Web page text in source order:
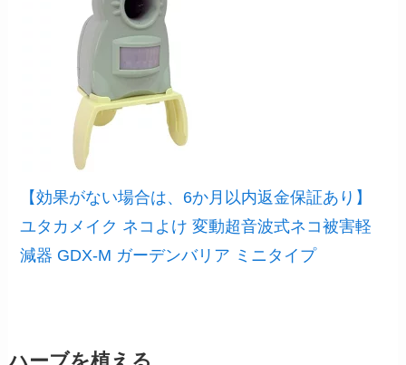
【効果がない場合は、6か月以内返金保証あり】
ユタカメイク ネコよけ 変動超音波式ネコ被害軽
減器 GDX-M ガーデンバリア ミニタイプ